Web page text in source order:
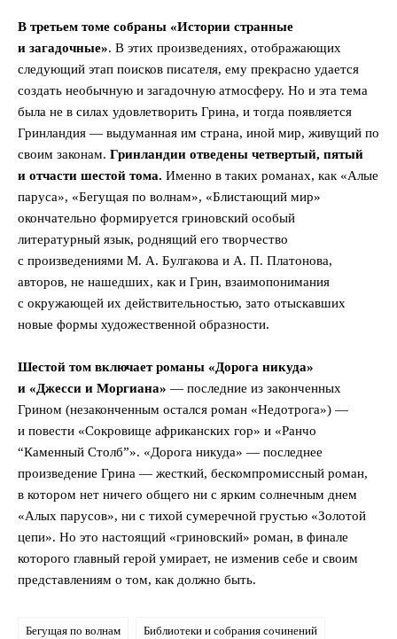
В третьем томе собраны «Истории странные
и загадочные». В этих произведениях, отображающих
следующий этап поисков писателя, ему прекрасно удается
создать необычную и загадочную атмосферу. Но и эта тема
была не в силах удовлетворить Грина, и тогда появляется
Гринландия — выдуманная им страна, иной мир, живущий по
своим законам. Гринландии отведены четвертый, пятый
и отчасти шестой тома. Именно в таких романах, как «Алые
паруса», «Бегущая по волнам», «Блистающий мир»
окончательно формируется гриновский особый
литературный язык, роднящий его творчество
с произведениями М. А. Булгакова и А. П. Платонова,
авторов, не нашедших, как и Грин, взаимопонимания
с окружающей их действительностью, зато отыскавших
новые формы художественной образности.
Шестой том включает романы «Дорога никуда»
и «Джесси и Моргиана» — последние из законченных
Грином (незаконченным остался роман «Недотрога») —
и повести «Сокровище африканских гор» и «Ранчо
“Каменный Столб”». «Дорога никуда» — последнее
произведение Грина — жесткий, бескомпромиссный роман,
в котором нет ничего общего ни с ярким солнечным днем
«Алых парусов», ни с тихой сумеречной грустью «Золотой
цепи». Но это настоящий «гриновский» роман, в финале
которого главный герой умирает, не изменив себе и своим
представлениям о том, как должно быть.
Бегущая по волнам Библиотеки и собрания сочинений